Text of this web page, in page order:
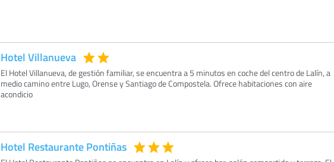
Hotel Villanueva
El Hotel Villanueva, de gestión familiar, se encuentra a 5 minutos en coche del centro de Lalín, a
medio camino entre Lugo, Orense y Santiago de Compostela. Ofrece habitaciones con aire
acondicio
Hotel Restaurante Pontiñas